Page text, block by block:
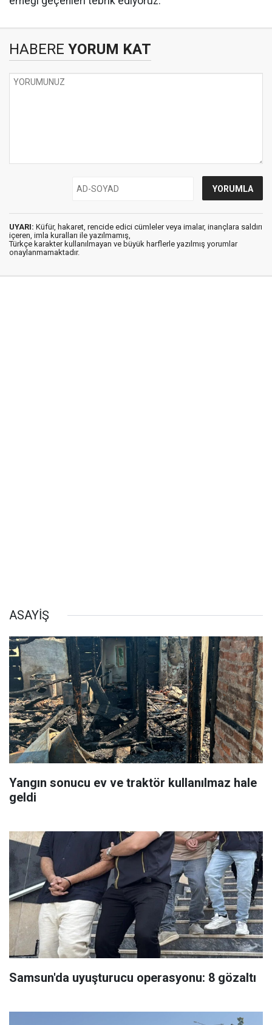
HABERE YORUM KAT
UYARI: Küfür, hakaret, rencide edici cümleler veya imalar, inançlara saldırı
içeren, imla kuralları ile yazılmamış,
Türkçe karakter kullanılmayan ve büyük harflerle yazılmış yorumlar
onaylanmamaktadır.
ASAYİŞ
Yangın sonucu ev ve traktör kullanılmaz hale
geldi
Samsun'da uyuşturucu operasyonu: 8 gözaltı